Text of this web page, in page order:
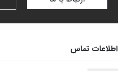
اطلاعات تماس